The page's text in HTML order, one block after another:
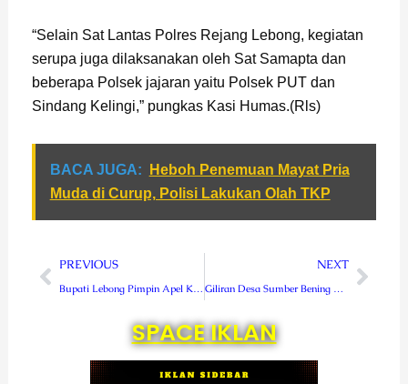
“Selain Sat Lantas Polres Rejang Lebong, kegiatan
serupa juga dilaksanakan oleh Sat Samapta dan
beberapa Polsek jajaran yaitu Polsek PUT dan
Sindang Kelingi,” pungkas Kasi Humas.(Rls)
BACA JUGA:
Heboh Penemuan Mayat Pria
Muda di Curup, Polisi Lakukan Olah TKP
Prev
PREVIOUS NEXTNext
SPACE IKLAN